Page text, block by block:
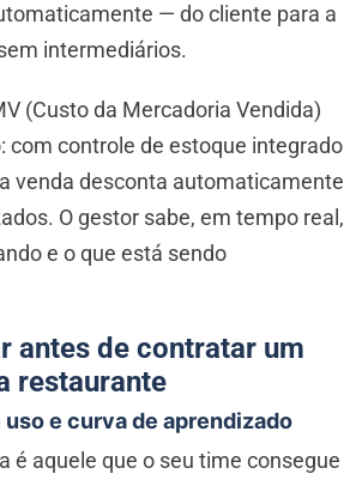
— do cliente para a
intermediários.
(Custo da Mercadoria Vendida)
com controle de estoque integrado
venda desconta automaticamente
O gestor sabe, em tempo real,
e o que está sendo
antes de contratar um
restaurante
uso e curva de aprendizado
é aquele que o seu time consegue